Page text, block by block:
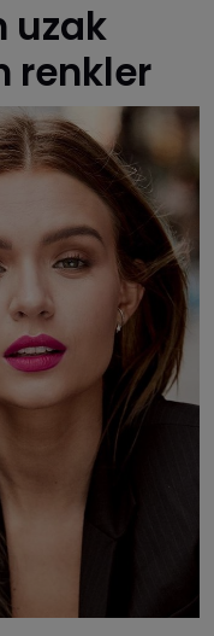
uzak
renkler